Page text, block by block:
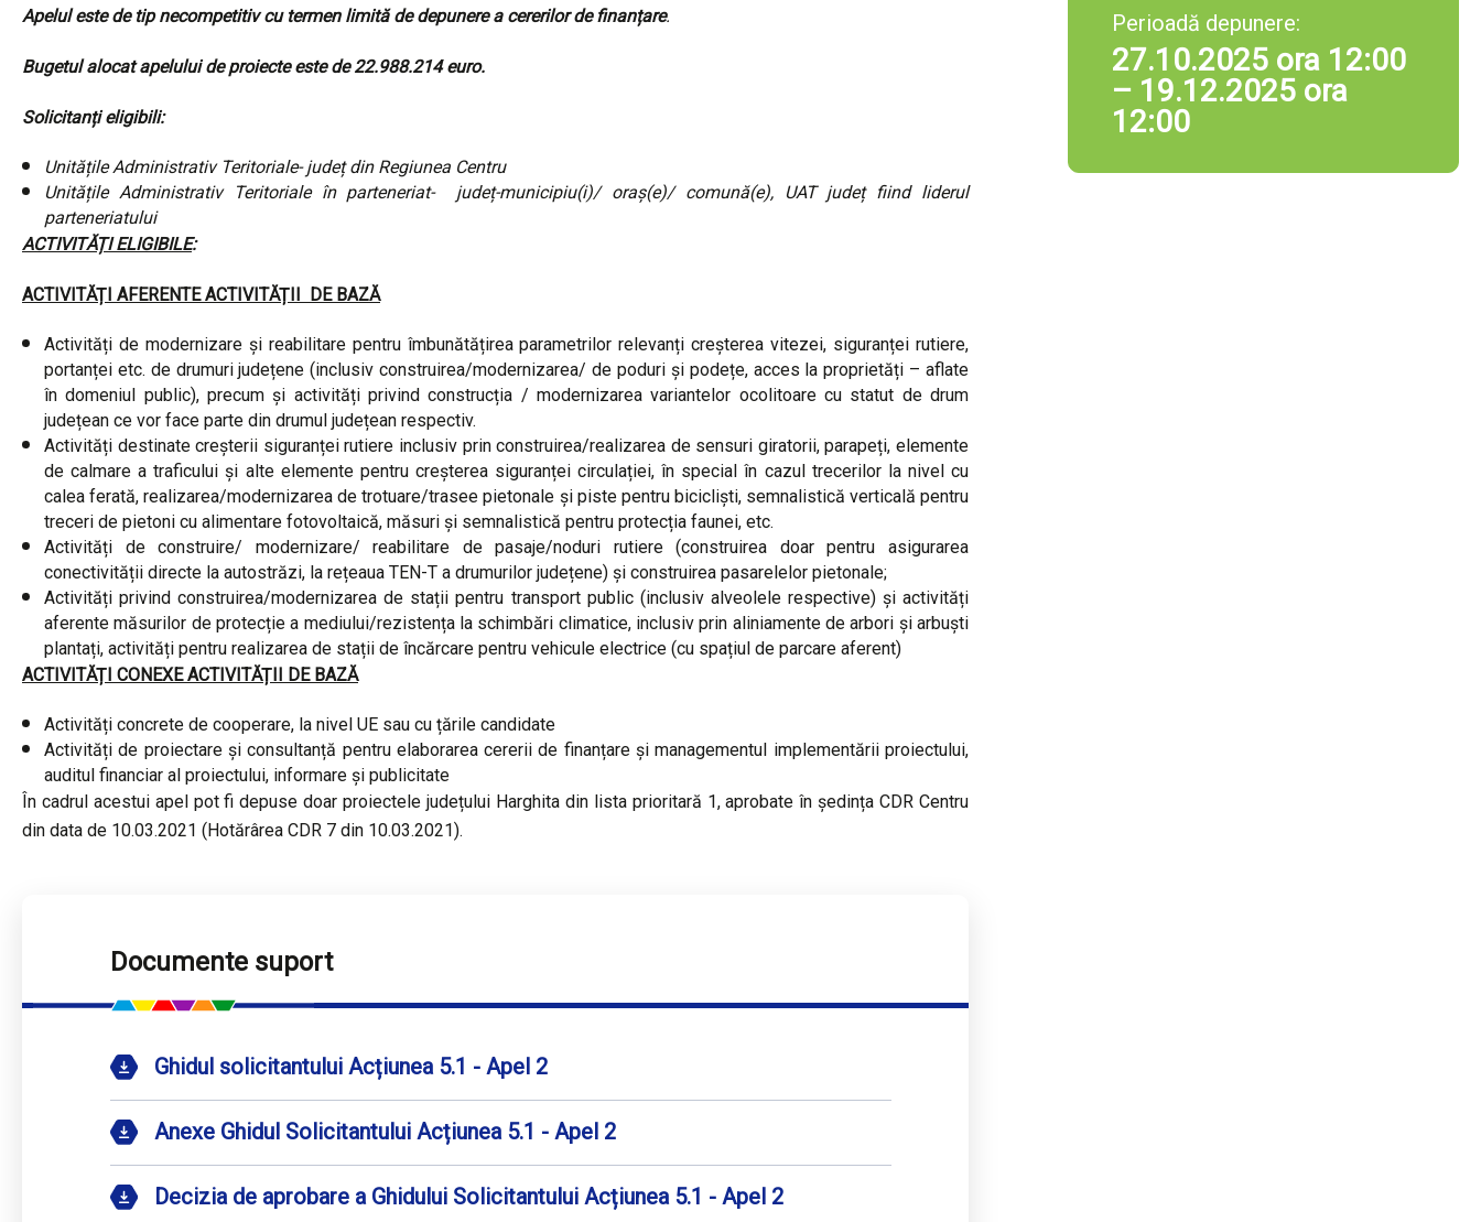
Apelul este de tip necompetitiv cu termen limită de depunere a cererilor de finanțare.
Bugetul alocat apelului de proiecte este de 22.988.214 euro.
Solicitanți eligibili:
Unitățile Administrativ Teritoriale- județ din Regiunea Centru
Unitățile Administrativ Teritoriale în parteneriat- județ-municipiu(i)/ oraș(e)/ comună(e), UAT județ fiind liderul
parteneriatului
ACTIVITĂȚI ELIGIBILE:
ACTIVITĂȚI AFERENTE ACTIVITĂȚII DE BAZĂ
Activități de modernizare și reabilitare pentru îmbunătățirea parametrilor relevanți creșterea vitezei, siguranței rutiere,
portanței etc. de drumuri județene (inclusiv construirea/modernizarea/ de poduri și podețe, acces la proprietăți – aflate
în domeniul public), precum și activități privind construcția / modernizarea variantelor ocolitoare cu statut de drum
județean ce vor face parte din drumul județean respectiv.
Activități destinate creșterii siguranței rutiere inclusiv prin construirea/realizarea de sensuri giratorii, parapeți, elemente
de calmare a traficului și alte elemente pentru creșterea siguranței circulației, în special în cazul trecerilor la nivel cu
calea ferată, realizarea/modernizarea de trotuare/trasee pietonale și piste pentru bicicliști, semnalistică verticală pentru
treceri de pietoni cu alimentare fotovoltaică, măsuri și semnalistică pentru protecția faunei, etc.
Activități de construire/ modernizare/ reabilitare de pasaje/noduri rutiere (construirea doar pentru asigurarea
conectivității directe la autostrăzi, la rețeaua TEN-T a drumurilor județene) și construirea pasarelelor pietonale;
Activități privind construirea/modernizarea de stații pentru transport public (inclusiv alveolele respective) și activități
aferente măsurilor de protecție a mediului/rezistența la schimbări climatice, inclusiv prin aliniamente de arbori și arbuști
plantați, activități pentru realizarea de stații de încărcare pentru vehicule electrice (cu spațiul de parcare aferent)
ACTIVITĂȚI CONEXE ACTIVITĂȚII DE BAZĂ
Activități concrete de cooperare, la nivel UE sau cu țările candidate
Activități de proiectare și consultanță pentru elaborarea cererii de finanțare și managementul implementării proiectului,
auditul financiar al proiectului, informare și publicitate
În cadrul acestui apel pot fi depuse doar proiectele județului Harghita din lista prioritară 1, aprobate în ședința CDR Centru
din data de 10.03.2021 (Hotărârea CDR 7 din 10.03.2021).
Documente suport
Ghidul solicitantului Acțiunea 5.1 - Apel 2
Anexe Ghidul Solicitantului Acțiunea 5.1 - Apel 2
Decizia de aprobare a Ghidului Solicitantului Acțiunea 5.1 - Apel 2
Perioadă depunere:
27.10.2025 ora 12:00
– 19.12.2025 ora
12:00